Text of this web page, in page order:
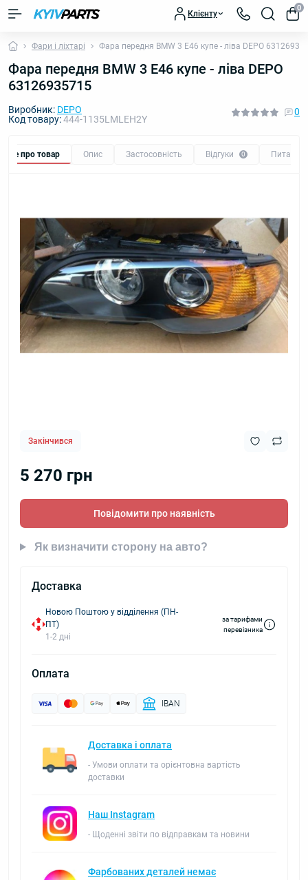
Клієнту
0
Фари і ліхтарі Фара передня BMW 3 E46 купе - ліва DEPO
Фара передня BMW 3 E46 купе - ліва DEPO
63126935715
Виробник: DEPO
Код товару:444-1135LMLEH2Y
0
Все про товар Опис Застосовність Відгуки 0 Питання
Закінчився
5 270 грн
Повідомити про наявність
Як визначити сторону на авто?
Доставка
Новою Поштою у відділення (ПН-
ПТ)
1-2 дні
за тарифами
перевізника
Оплата
IBAN
Доставка і оплата
- Умови оплати та орієнтовна вартість
доставки
Наш Instagram
- Щоденні звіти по відправкам та новини
Фарбованих деталей немає